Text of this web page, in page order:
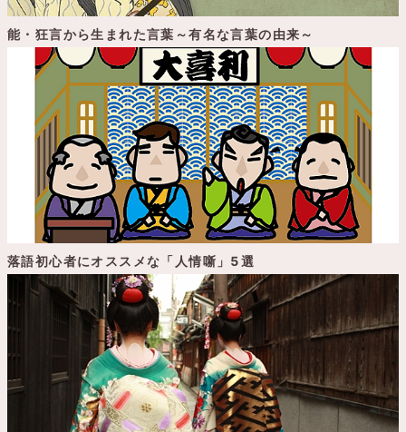
能・狂言から生まれた言葉～有名な言葉の由来～
落語初心者にオススメな「人情噺」5選